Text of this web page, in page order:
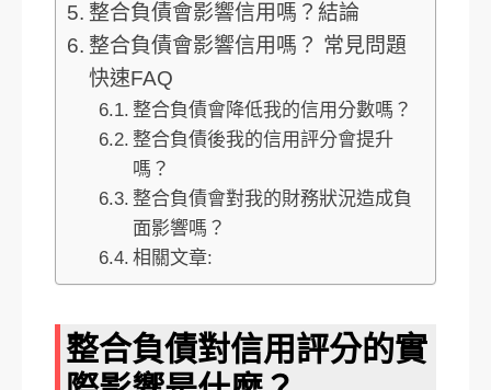
整合負債會影響信用嗎？結論
整合負債會影響信用嗎？ 常見問題
快速FAQ
整合負債會降低我的信用分數嗎？
整合負債後我的信用評分會提升
嗎？
整合負債會對我的財務狀況造成負
面影響嗎？
相關文章:
整合負債對信用評分的實